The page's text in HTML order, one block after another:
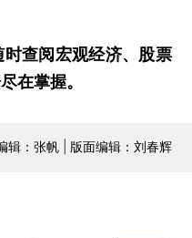
时查阅宏观经济、股票
在掌握。
辑：张帆 | 版面编辑：刘春辉